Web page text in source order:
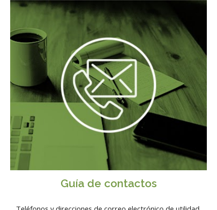
Guía de contactos